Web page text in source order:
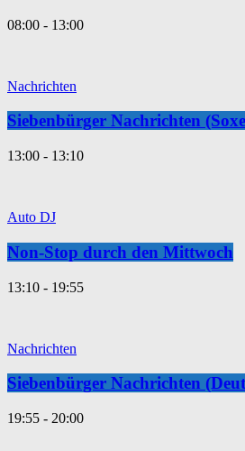
08:00 - 13:00
Nachrichten
Siebenbürger Nachrichten
13:00 - 13:10
Auto DJ
Non-Stop durch den Mittwoch
13:10 - 19:55
Nachrichten
Siebenbürger Nachrichten
19:55 - 20:00